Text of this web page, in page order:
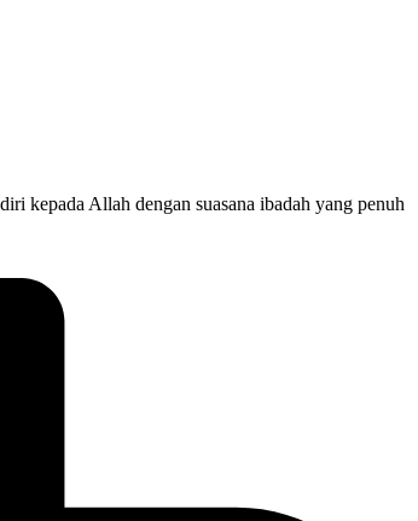
kepada Allah dengan suasana ibadah yang penuh